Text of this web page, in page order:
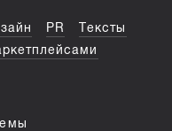
PR
Тексты